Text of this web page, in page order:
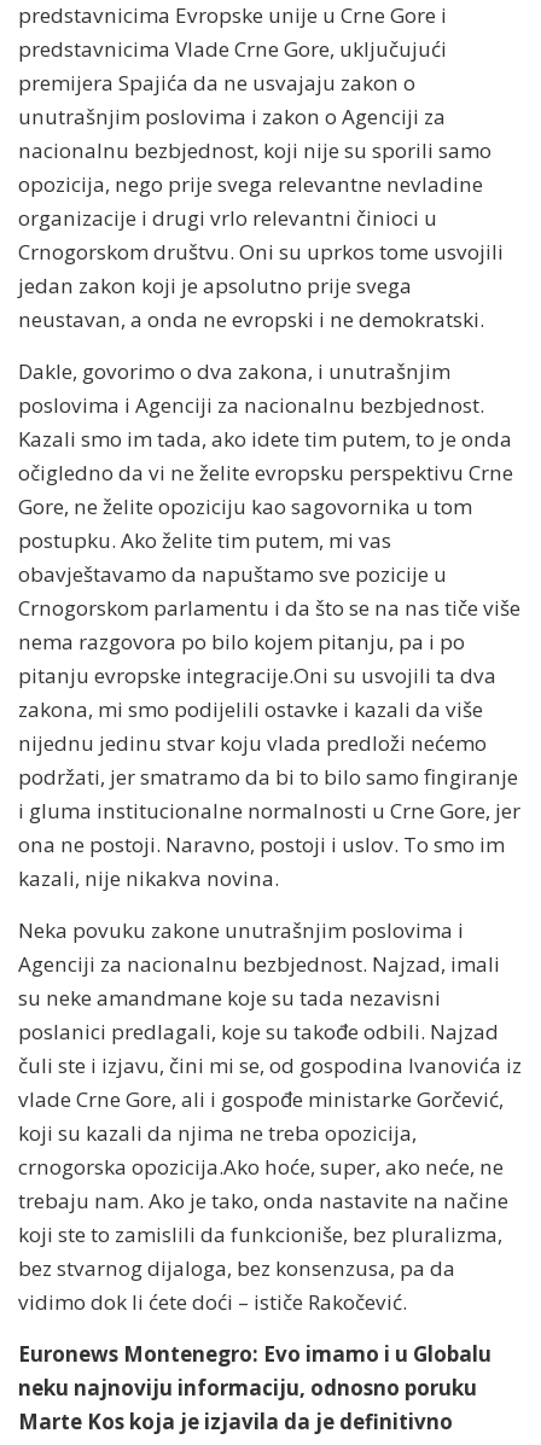
predstavnicima Evropske unije u Crne Gore i
predstavnicima Vlade Crne Gore, uključujući
premijera Spajića da ne usvajaju zakon o
unutrašnjim poslovima i zakon o Agenciji za
nacionalnu bezbjednost, koji nije su sporili samo
opozicija, nego prije svega relevantne nevladine
organizacije i drugi vrlo relevantni činioci u
Crnogorskom društvu. Oni su uprkos tome usvojili
jedan zakon koji je apsolutno prije svega
neustavan, a onda ne evropski i ne demokratski.
Dakle, govorimo o dva zakona, i unutrašnjim
poslovima i Agenciji za nacionalnu bezbjednost.
Kazali smo im tada, ako idete tim putem, to je onda
očigledno da vi ne želite evropsku perspektivu Crne
Gore, ne želite opoziciju kao sagovornika u tom
postupku. Ako želite tim putem, mi vas
obavještavamo da napuštamo sve pozicije u
Crnogorskom parlamentu i da što se na nas tiče više
nema razgovora po bilo kojem pitanju, pa i po
pitanju evropske integracije.Oni su usvojili ta dva
zakona, mi smo podijelili ostavke i kazali da više
nijednu jedinu stvar koju vlada predloži nećemo
podržati, jer smatramo da bi to bilo samo fingiranje
i gluma institucionalne normalnosti u Crne Gore, jer
ona ne postoji. Naravno, postoji i uslov. To smo im
kazali, nije nikakva novina.
Neka povuku zakone unutrašnjim poslovima i
Agenciji za nacionalnu bezbjednost. Najzad, imali
su neke amandmane koje su tada nezavisni
poslanici predlagali, koje su takođe odbili. Najzad
čuli ste i izjavu, čini mi se, od gospodina Ivanovića iz
vlade Crne Gore, ali i gospođe ministarke Gorčević,
koji su kazali da njima ne treba opozicija,
crnogorska opozicija.Ako hoće, super, ako neće, ne
trebaju nam. Ako je tako, onda nastavite na načine
koji ste to zamislili da funkcioniše, bez pluralizma,
bez stvarnog dijaloga, bez konsenzusa, pa da
vidimo dok li ćete doći – ističe Rakočević.
Euronews Montenegro: Evo imamo i u Globalu
neku najnoviju informaciju, odnosno poruku
Marte Kos koja je izjavila da je definitivno